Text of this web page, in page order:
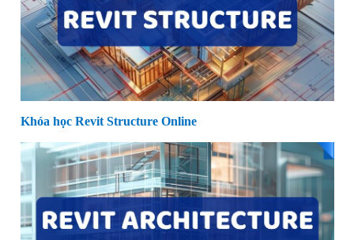
Khóa học Revit Structure Online